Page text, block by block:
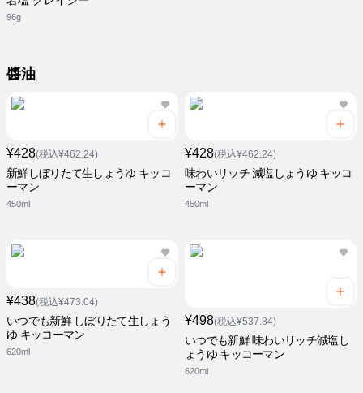
96g
醬油
¥428(税込¥462.24)
新鮮しぼりたて生しょうゆ キッコ
ーマン
450ml
¥428(税込¥462.24)
味わいリッチ 減塩しょうゆ キッコ
ーマン
450ml
¥438(税込¥473.04)
いつでも新鮮 しぼりたて生しょう
ゆ キッコーマン
620ml
¥498(税込¥537.84)
いつでも新鮮 味わいリッチ減塩し
ょうゆ キッコーマン
620ml